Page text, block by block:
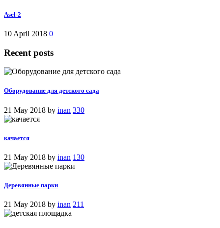
Asel-2
10 April 2018 0
Recent posts
Оборудование для детского сада
21 May 2018 by inan 330
качается
21 May 2018 by inan 130
Деревянные парки
21 May 2018 by inan 211